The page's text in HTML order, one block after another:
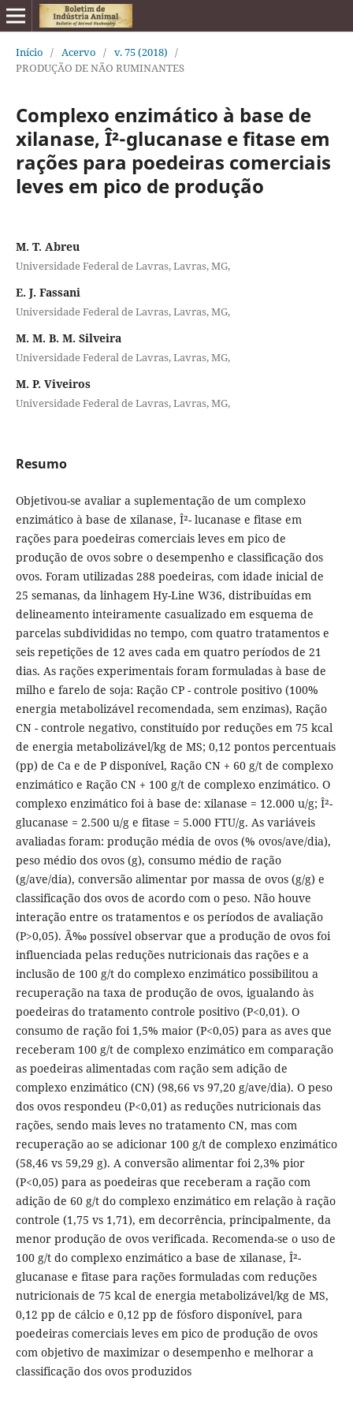
Início / Acervo / v. 75 (2018) /
PRODUÇÃO DE NÃO RUMINANTES
Complexo enzimático à base de
xilanase, Î²-glucanase e fitase em
rações para poedeiras comerciais
leves em pico de produção
M. T. Abreu
Universidade Federal de Lavras, Lavras, MG,
E. J. Fassani
Universidade Federal de Lavras, Lavras, MG,
M. M. B. M. Silveira
Universidade Federal de Lavras, Lavras, MG,
M. P. Viveiros
Universidade Federal de Lavras, Lavras, MG,
Resumo
Objetivou-se avaliar a suplementação de um complexo
enzimático à base de xilanase, Î²- lucanase e fitase em
rações para poedeiras comerciais leves em pico de
produção de ovos sobre o desempenho e classificação dos
ovos. Foram utilizadas 288 poedeiras, com idade inicial de
25 semanas, da linhagem Hy-Line W36, distribuídas em
delineamento inteiramente casualizado em esquema de
parcelas subdivididas no tempo, com quatro tratamentos e
seis repetições de 12 aves cada em quatro períodos de 21
dias. As rações experimentais foram formuladas à base de
milho e farelo de soja: Ração CP - controle positivo (100%
energia metabolizável recomendada, sem enzimas), Ração
CN - controle negativo, constituído por reduções em 75 kcal
de energia metabolizável/kg de MS; 0,12 pontos percentuais
(pp) de Ca e de P disponível, Ração CN + 60 g/t de complexo
enzimático e Ração CN + 100 g/t de complexo enzimático. O
complexo enzimático foi à base de: xilanase = 12.000 u/g; Î²-
glucanase = 2.500 u/g e fitase = 5.000 FTU/g. As variáveis
avaliadas foram: produção média de ovos (% ovos/ave/dia),
peso médio dos ovos (g), consumo médio de ração
(g/ave/dia), conversão alimentar por massa de ovos (g/g) e
classificação dos ovos de acordo com o peso. Não houve
interação entre os tratamentos e os períodos de avaliação
(P>0,05). Ã‰ possível observar que a produção de ovos foi
influenciada pelas reduções nutricionais das rações e a
inclusão de 100 g/t do complexo enzimático possibilitou a
recuperação na taxa de produção de ovos, igualando às
poedeiras do tratamento controle positivo (P<0,01). O
consumo de ração foi 1,5% maior (P<0,05) para as aves que
receberam 100 g/t de complexo enzimático em comparação
as poedeiras alimentadas com ração sem adição de
complexo enzimático (CN) (98,66 vs 97,20 g/ave/dia). O peso
dos ovos respondeu (P<0,01) as reduções nutricionais das
rações, sendo mais leves no tratamento CN, mas com
recuperação ao se adicionar 100 g/t de complexo enzimático
(58,46 vs 59,29 g). A conversão alimentar foi 2,3% pior
(P<0,05) para as poedeiras que receberam a ração com
adição de 60 g/t do complexo enzimático em relação à ração
controle (1,75 vs 1,71), em decorrência, principalmente, da
menor produção de ovos verificada. Recomenda-se o uso de
100 g/t do complexo enzimático a base de xilanase, Î²-
glucanase e fitase para rações formuladas com reduções
nutricionais de 75 kcal de energia metabolizável/kg de MS,
0,12 pp de cálcio e 0,12 pp de fósforo disponível, para
poedeiras comerciais leves em pico de produção de ovos
com objetivo de maximizar o desempenho e melhorar a
classificação dos ovos produzidos